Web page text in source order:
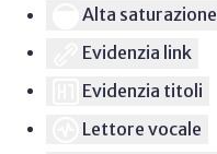
Alta saturazione
Evidenzia link
Evidenzia titoli
Lettore vocale